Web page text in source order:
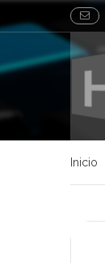
Inicio